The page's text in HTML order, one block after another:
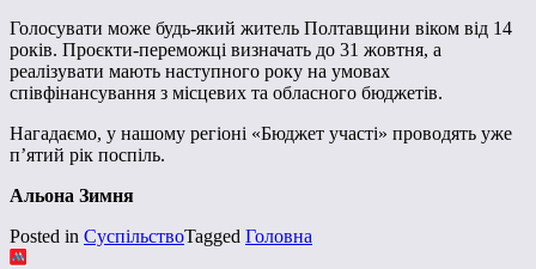
Голосувати може будь-який житель Полтавщини віком від 14
років. Проєкти-переможці визначать до 31 жовтня, а
реалізувати мають наступного року на умовах
співфінансування з місцевих та обласного бюджетів.
Нагадаємо, у нашому регіоні «Бюджет участі» проводять уже
п’ятий рік поспіль.
Альона Зимня
Posted in СуспільствоTagged Головна